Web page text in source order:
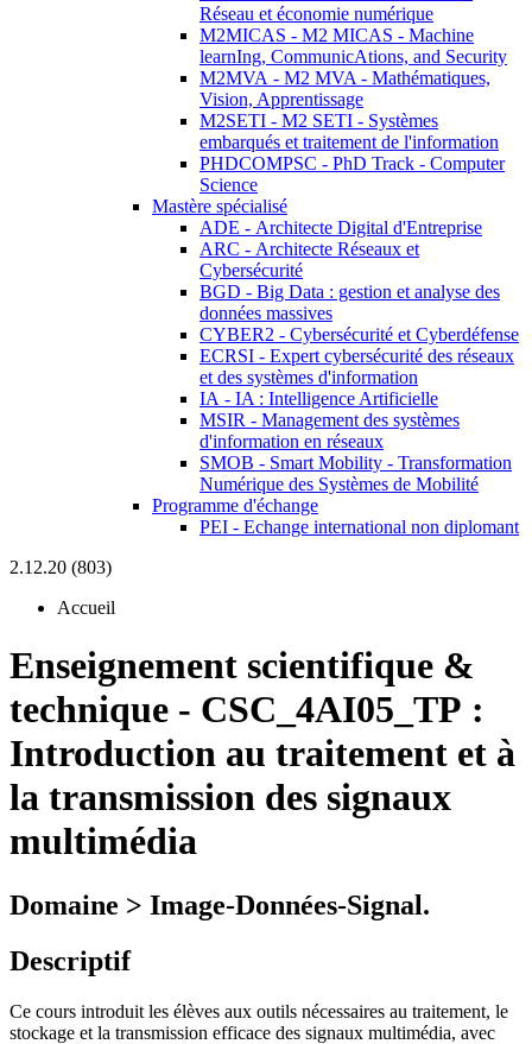
Réseau et économie numérique
M2MICAS - M2 MICAS - Machine
learnIng, CommunicAtions, and Security
M2MVA - M2 MVA - Mathématiques,
Vision, Apprentissage
M2SETI - M2 SETI - Systèmes
embarqués et traitement de l'information
PHDCOMPSC - PhD Track - Computer
Science
Mastère spécialisé
ADE - Architecte Digital d'Entreprise
ARC - Architecte Réseaux et
Cybersécurité
BGD - Big Data : gestion et analyse des
données massives
CYBER2 - Cybersécurité et Cyberdéfense
ECRSI - Expert cybersécurité des réseaux
et des systèmes d'information
IA - IA : Intelligence Artificielle
MSIR - Management des systèmes
d'information en réseaux
SMOB - Smart Mobility - Transformation
Numérique des Systèmes de Mobilité
Programme d'échange
PEI - Echange international non diplomant
2.12.20 (803)
Accueil
Enseignement scientifique &
technique - CSC_4AI05_TP :
Introduction au traitement et à
la transmission des signaux
multimédia
Domaine > Image-Données-Signal.
Descriptif
Ce cours introduit les élèves aux outils nécessaires au traitement, le
stockage et la transmission efficace des signaux multimédia, avec